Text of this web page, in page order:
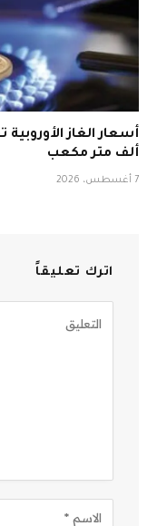
ألف متر مكعب
7 أغسطس، 2026
اترك تعليقاً